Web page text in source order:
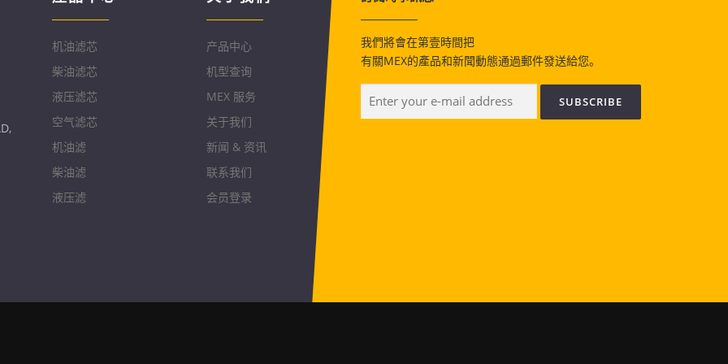
机油滤芯
柴油滤芯
液压滤芯
空气滤芯
机油滤
柴油滤
液压滤
产品中心
机型查询
MEX 服务
关于我们
新闻 & 资讯
联系我们
会员登录
我們將會在第壹時間把
有關MEX的產品和新聞動態通過郵件發送給您。